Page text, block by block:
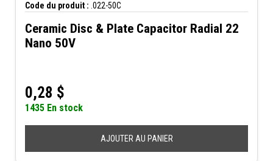
Code du produit : .022-50C
Ceramic Disc & Plate Capacitor Radial 22
Nano 50V
0,28 $
1435 En stock
AJOUTER AU PANIER